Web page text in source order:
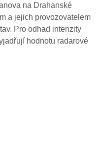
na Drahanské
a jejich provozovatelem
Pro odhad intenzity
hodnotu radarové